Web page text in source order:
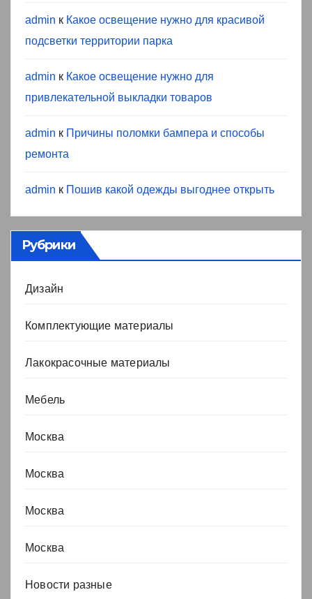
admin к Какое освещение нужно для красивой
подсветки территории парка
admin к Какое освещение нужно для
привлекательной выкладки товаров
admin к Причины поломки бампера и способы
ремонта
admin к Пошив какой одежды выгоднее открыть
Рубрики
Дизайн
Комплектующие материалы
Лакокрасочные материалы
Мебель
Москва
Москва
Москва
Москва
Новости разные